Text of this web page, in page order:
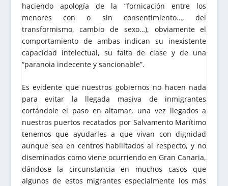
haciendo apología de la “fornicación entre los
menores con o sin consentimiento…, del
transformismo, cambio de sexo…), obviamente el
comportamiento de ambas indican su inexistente
capacidad intelectual, su falta de clase y de una
“paranoia indecente y sancionable”.
Es evidente que nuestros gobiernos no hacen nada
para evitar la llegada masiva de inmigrantes
cortándole el paso en altamar, una vez llegados a
nuestros puertos recatados por Salvamento Marítimo
tenemos que ayudarles a que vivan con dignidad
aunque sea en centros habilitados al respecto, y no
diseminados como viene ocurriendo en Gran Canaria,
dándose la circunstancia en muchos casos que
algunos de estos migrantes especialmente los más